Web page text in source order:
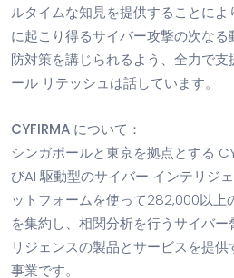
ルタイムな知見を提供することに
に起こり得るサイバー攻撃の次な
防対策を講じられるよう、全力で
ール リテッシュは話しています。
CYFIRMA について：
シンガポールと東京を拠点とする
びAI 駆動型のサイバー インテリジ
ットフォームを使って282,000以上
を集約し、相関分析を行うサイバ
リジェンスの製品とサービスを提
事業です。